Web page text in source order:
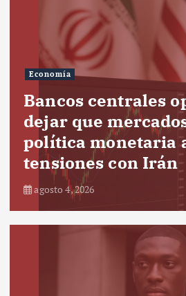
Economía
Bancos centrales
dejar que
política monetaria
tensiones con Irán
agosto 4, 2026